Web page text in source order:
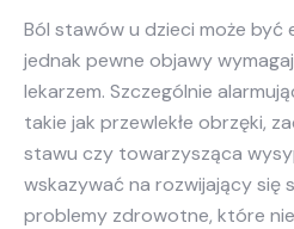
Ból stawów u dzieci może być
jednak pewne objawy
lekarzem. Szczególnie
takie jak przewlekłe obrzęki,
stawu czy towarzysząca
wskazywać na rozwijający się
problemy zdrowotne, które